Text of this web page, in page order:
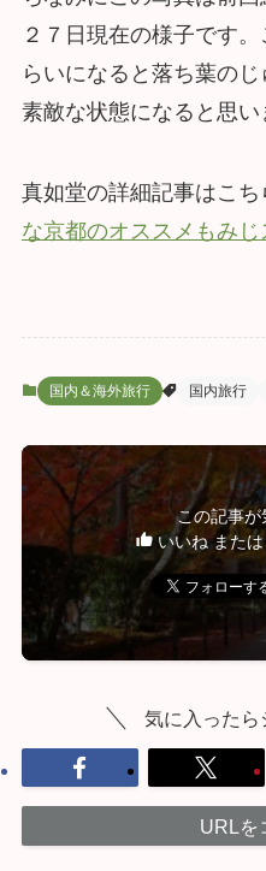
２７日現在の様子です
らいになると落ち葉の
素敵な状態になると思い
真如堂の詳細記事はこ
な京都のオススメもみじ
国内＆海外旅行 国内旅行
この記事が
いいね または
気に入ったら
URLを